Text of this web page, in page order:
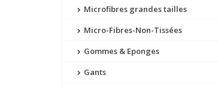
Microfibres grandes tailles
Micro-Fibres-Non-Tissées
Gommes & Eponges
Gants